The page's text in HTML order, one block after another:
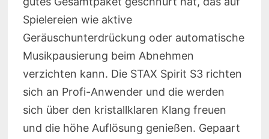
Spielereien wie aktive
Geräuschunterdrückung oder automatische
Musikpausierung beim Abnehmen
verzichten kann. Die STAX Spirit S3 richten
sich an Profi-Anwender und die werden
sich über den kristallklaren Klang freuen
und die höhe Auflösung genießen. Gepaart